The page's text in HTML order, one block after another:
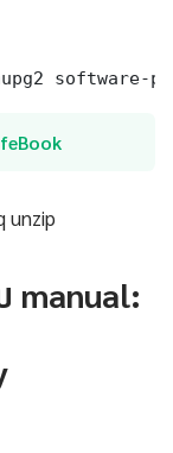
software-
unzip
manual: